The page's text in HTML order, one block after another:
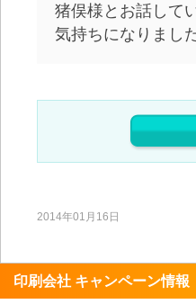
猪俣様とお話して
気持ちになりまし
2014年01月16日
印刷会社 キャンペーン情報